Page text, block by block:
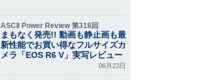
ASCII Power Review 第318回
まもなく発売!! 動画も静止画も最
新性能でお買い得なフルサイズカ
メラ「EOS R6 V」実写レビュー
06月23日